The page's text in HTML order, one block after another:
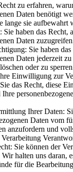
zu erfahren,
Daten benötigt
lange sie aufbewahrt
Sie haben das Recht,
Daten
Sie haben
Daten jederzeit
oder zu
Einwilligung zur
das Recht, diese
Ihrer Daten:
Daten vom
anzufordern und
Sie können der
halten uns daran,
für die